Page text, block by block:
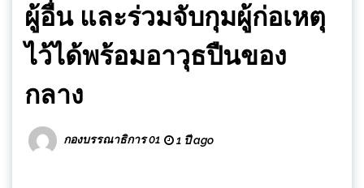
ผู้อื่น และร่วมจับกุมผู้ก่อเหตุ
ไว้ได้พร้อมอาวุธปืนของ
กลาง
กองบรรณาธิการ 01 1 ปี ago